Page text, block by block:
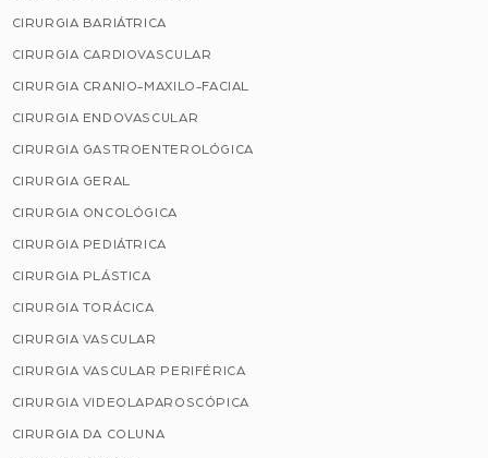
CIRURGIA BARIÁTRICA
CIRURGIA CARDIOVASCULAR
CIRURGIA CRANIO-MAXILO-FACIAL
CIRURGIA ENDOVASCULAR
CIRURGIA GASTROENTEROLÓGICA
CIRURGIA GERAL
CIRURGIA ONCOLÓGICA
CIRURGIA PEDIÁTRICA
CIRURGIA PLÁSTICA
CIRURGIA TORÁCICA
CIRURGIA VASCULAR
CIRURGIA VASCULAR PERIFÉRICA
CIRURGIA VIDEOLAPAROSCÓPICA
CIRURGIA DA COLUNA